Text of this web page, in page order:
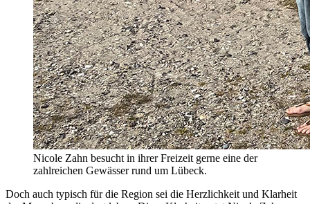
Nicole Zahn besucht in ihrer Freizeit gerne eine der
zahlreichen Gewässer rund um Lübeck.
Doch auch typisch für die Region sei die Herzlichkeit und Klarheit